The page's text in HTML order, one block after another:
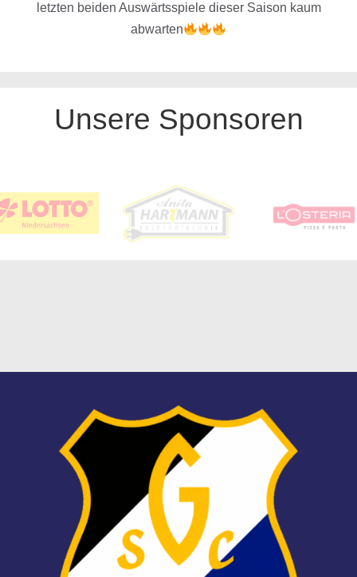
letzten beiden Auswärtsspiele dieser Saison kaum
abwarten
Unsere Sponsoren